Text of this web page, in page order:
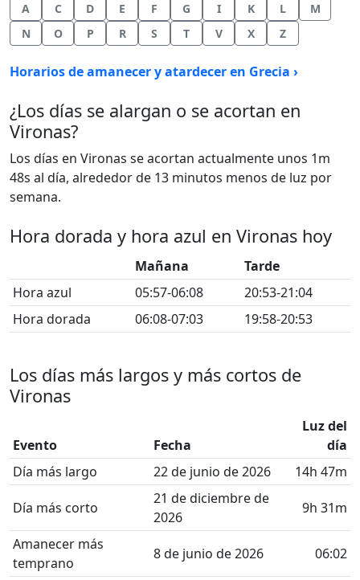
A C D E F G I K L
M
N
O P R S T V X Z
Horarios de amanecer y atardecer en Grecia ›
¿Los días se alargan o se acortan en
Vironas?
Los días en Vironas se acortan actualmente unos 1m
48s al día, alrededor de 13 minutos menos de luz por
semana.
Hora dorada y hora azul en Vironas hoy
Mañana
Tarde
Hora azul
05:57-06:08
20:53-21:04
Hora dorada
06:08-07:03 19:58-20:53
Los días más largos y más cortos de
Vironas
Evento Fecha
Luz del
día
Día más largo
22 de junio de 2026 14h 47m
Día más corto
21 de diciembre de
2026
9h 31m
Amanecer más
temprano
8 de junio de 2026 06:02